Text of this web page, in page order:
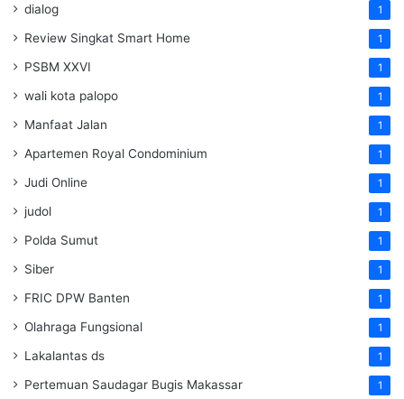
dialog 1
Review Singkat Smart Home 1
PSBM XXVI 1
wali kota palopo 1
Manfaat Jalan 1
Apartemen Royal Condominium 1
Judi Online 1
judol 1
Polda Sumut 1
Siber 1
FRIC DPW Banten 1
Olahraga Fungsional 1
Lakalantas ds 1
Pertemuan Saudagar Bugis Makassar 1